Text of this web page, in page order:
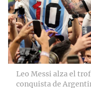
Leo Messi alza el
conquista de